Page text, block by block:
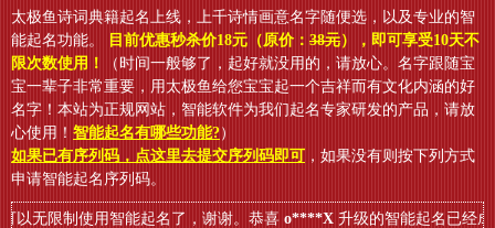
太极鱼诗词典籍起名上线，上千诗情画意名字随便选，以及专业的智
能起名功能。
目前优惠秒杀价18元（原价： 38元），即可享受10天不
限次数使用！
（时间一般够了，起好就没用的，请放心。名字跟随宝
宝一辈子非常重要，用太极鱼给您宝宝起一个吉祥而有文化内涵的好
名字！本站为正规网站，智能软件为我们起名专家研发的产品，请放
心使用！ 智能起名有哪些功能?）
如果已有序列码，点这里去提交序列码即可 ，如果没有则按下列方式
申请智能起名序列码。
无限制使用智能起名了，谢谢。恭喜o****X升级的智能起名已经成